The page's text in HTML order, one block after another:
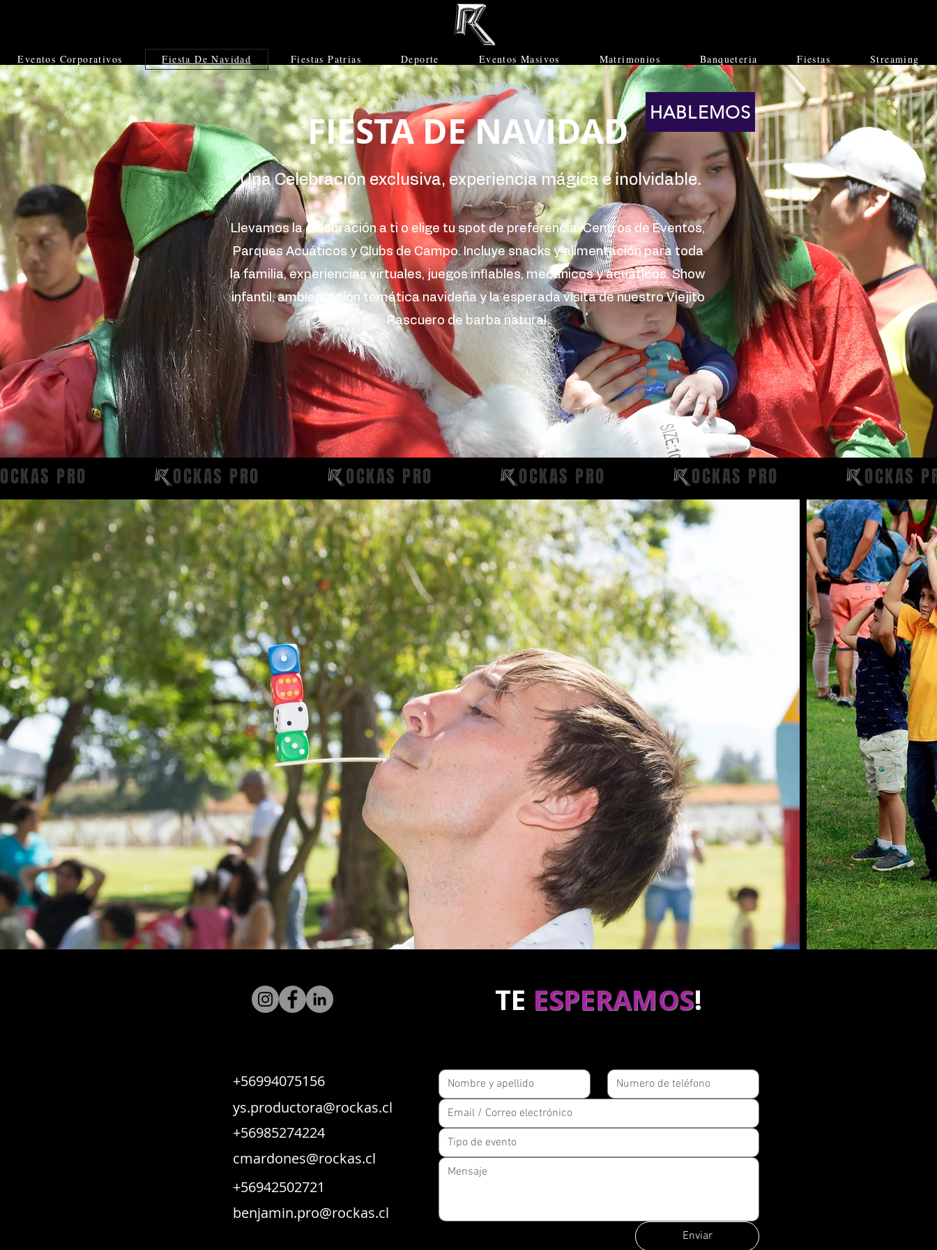
Eventos Corporativos Fiesta De Navidad Fiestas Patrias Deporte Eventos Masivos Matrimonios Banqueteria Fiestas Streaming
FIESTA DE NAVIDAD HABLEMOS
Una Celebración exclusiva, experiencia mágica e inolvidable.
Llevamos la celebración a ti o elige tu spot de preferencia: Centros de Eventos,
Parques Acuáticos y Clubs de Campo. Incluye snacks y alimentación para toda
la familia, experiencias virtuales, juegos inflables, mecánicos y acuáticos. Show
infantil, ambientación temática navideña y la esperada visita de nuestro Viejito
Pascuero de barba natural.
OCKAS PRO
+56994075156
ys.productora@rockas.cl
+56985274224
cmardones@rockas.cl
+56942502721
benjamin.pro@rockas.cl
TE ESPERAMOS!
Enviar